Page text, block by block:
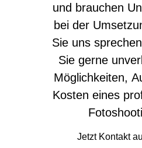
und brauchen
bei der
Sie uns
Sie gerne
Möglichkeiten,
Kosten eines
Jetzt Kontakt